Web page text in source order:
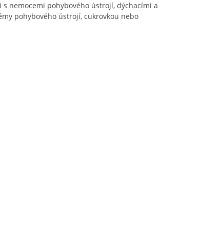
nemocemi pohybového ústrojí, dýchacími a
pohybového ústrojí, cukrovkou nebo